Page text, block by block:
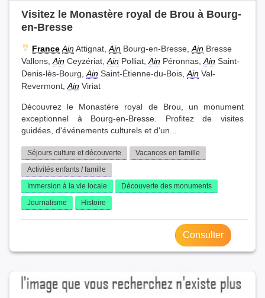
Visitez le Monastère royal de Brou à Bourg-
en-Bresse
France AinAttignat, Ain Bourg-en-Bresse, Ain Bresse
Vallons, Ain Ceyzériat, Ain Polliat, Ain Péronnas, Ain Saint-
Denis-lès-Bourg, Ain Saint-Étienne-du-Bois, Ain Val-
Revermont, Ain Viriat
Découvrez le Monastère royal de Brou, un monument
exceptionnel à Bourg-en-Bresse. Profitez de visites
guidées, d'événements culturels et d'un...
Séjours culture et découverte
Vacances en famille
Activités enfants / famille
Immersion à la vie locale
Découverte des monuments
Journalisme
Histoire
Consulter